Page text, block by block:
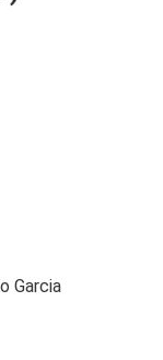
Garcia